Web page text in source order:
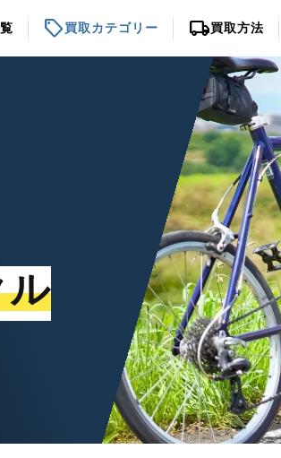
sell買取カテゴリー local_shipping買取方法
ル